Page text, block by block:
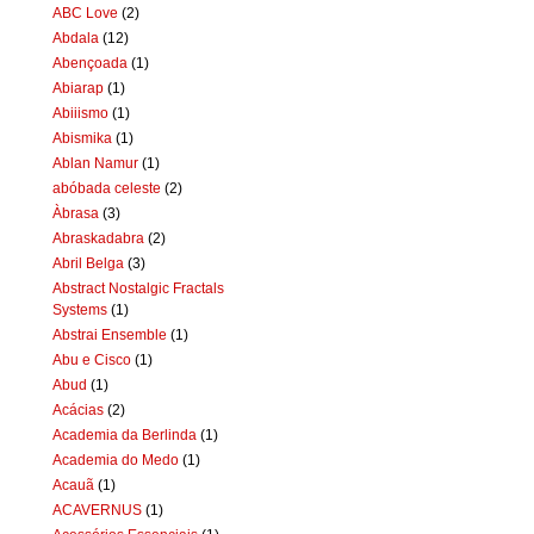
ABC Love (2)
Abdala (12)
Abençoada (1)
Abiarap (1)
Abiiismo (1)
Abismika (1)
Ablan Namur (1)
abóbada celeste (2)
Àbrasa (3)
Abraskadabra (2)
Abril Belga (3)
Abstract Nostalgic Fractals
Systems (1)
Abstrai Ensemble (1)
Abu e Cisco (1)
Abud (1)
Acácias (2)
Academia da Berlinda (1)
Academia do Medo (1)
Acauã (1)
ACAVERNUS (1)